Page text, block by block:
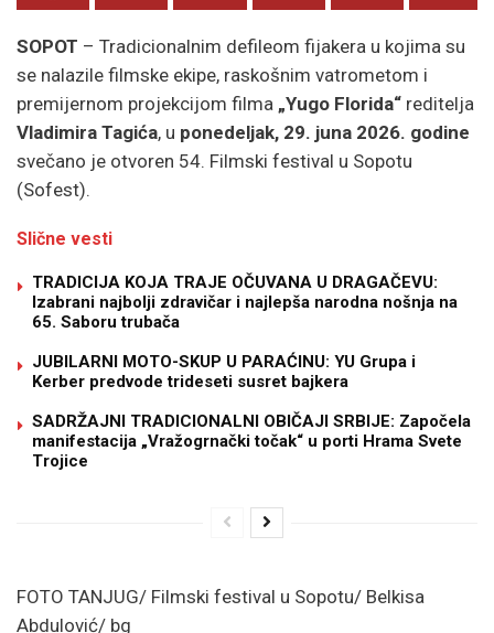
SOPOT – Tradicionalnim defileom fijakera u kojima su
se nalazile filmske ekipe, raskošnim vatrometom i
premijernom projekcijom filma „Yugo Florida“ reditelja
Vladimira Tagića, u ponedeljak, 29. juna 2026. godine
svečano je otvoren 54. Filmski festival u Sopotu
(Sofest).
Slične vesti
TRADICIJA KOJA TRAJE OČUVANA U DRAGAČEVU:
Izabrani najbolji zdravičar i najlepša narodna nošnja na
65. Saboru trubača
JUBILARNI MOTO-SKUP U PARAĆINU: YU Grupa i
Kerber predvode trideseti susret bajkera
SADRŽAJNI TRADICIONALNI OBIČAJI SRBIJE: Započela
manifestacija „Vražogrnački točak“ u porti Hrama Svete
Trojice
FOTO TANJUG/ Filmski festival u Sopotu/ Belkisa
Abdulović/ bg